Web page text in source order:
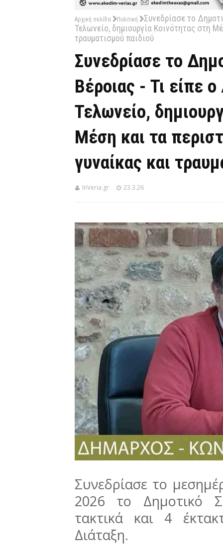
Αρχική σελίδα Πολιτική
Συνεδρίασε το
Τελωνείο, δημιουργία Κοινότητας στη
τραυματισμού παιδιού
Συνεδρίασε το
Βέροιας - Τι είπε
Τελωνείο,
Μέση και τα
γυναίκας και
InVeria.gr 23.3.26
Συνεδρίασε το
2026 το Δημοτικό
τακτικά και 4
Διάταξη.